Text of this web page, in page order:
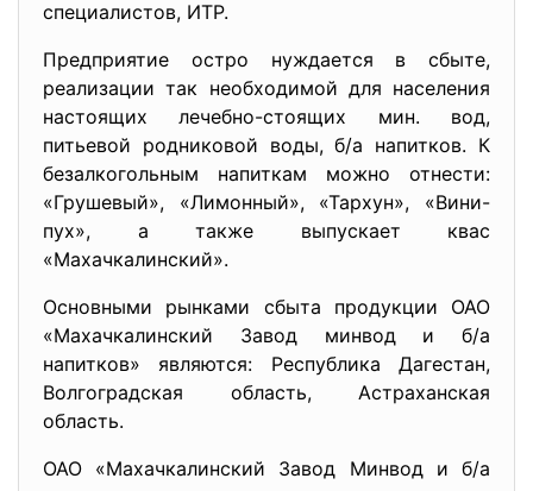
специалистов, ИТР.
Предприятие остро нуждается в сбыте,
реализации так необходимой для населения
настоящих лечебно-стоящих мин. вод,
питьевой родниковой воды, б/а напитков. К
безалкогольным напиткам можно отнести:
«Грушевый», «Лимонный», «Тархун», «Вини-
пух», а также выпускает квас
«Махачкалинский».
Основными рынками сбыта продукции ОАО
«Махачкалинский Завод минвод и б/а
напитков» являются: Республика Дагестан,
Волгоградская область, Астраханская
область.
ОАО «Махачкалинский Завод Минвод и б/а